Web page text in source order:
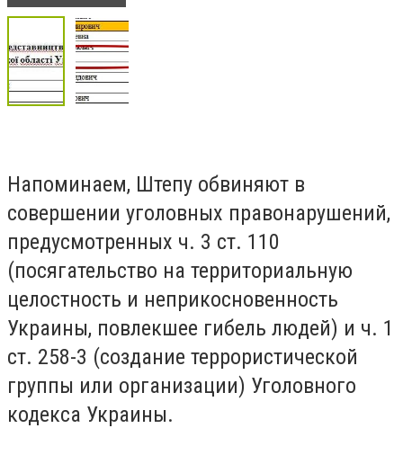
Напоминаем, Штепу обвиняют в
совершении уголовных правонарушений,
предусмотренных ч. 3 ст. 110
(посягательство на территориальную
целостность и неприкосновенность
Украины, повлекшее гибель людей) и ч. 1
ст. 258-3 (создание террористической
группы или организации) Уголовного
кодекса Украины.